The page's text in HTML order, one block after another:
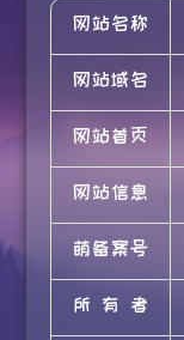
网站名称
网站域名
网站首页
网站信息
萌备案号
所有者